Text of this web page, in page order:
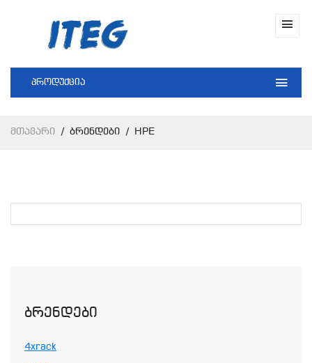
პროდუქცია
Მთავარი Ბრენდები HPE
Ბრენდები
4xrack